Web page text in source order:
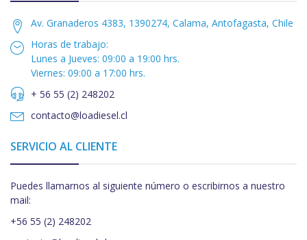
Av. Granaderos 4383, 1390274, Calama, Antofagasta, Chile
Horas de trabajo:
Lunes a Jueves: 09:00 a 19:00 hrs.
Viernes: 09:00 a 17:00 hrs.
+ 56 55 (2) 248202
contacto@loadiesel.cl
SERVICIO AL CLIENTE
Puedes llamarnos al siguiente número o escribirnos a nuestro
mail:
+56 55 (2) 248202